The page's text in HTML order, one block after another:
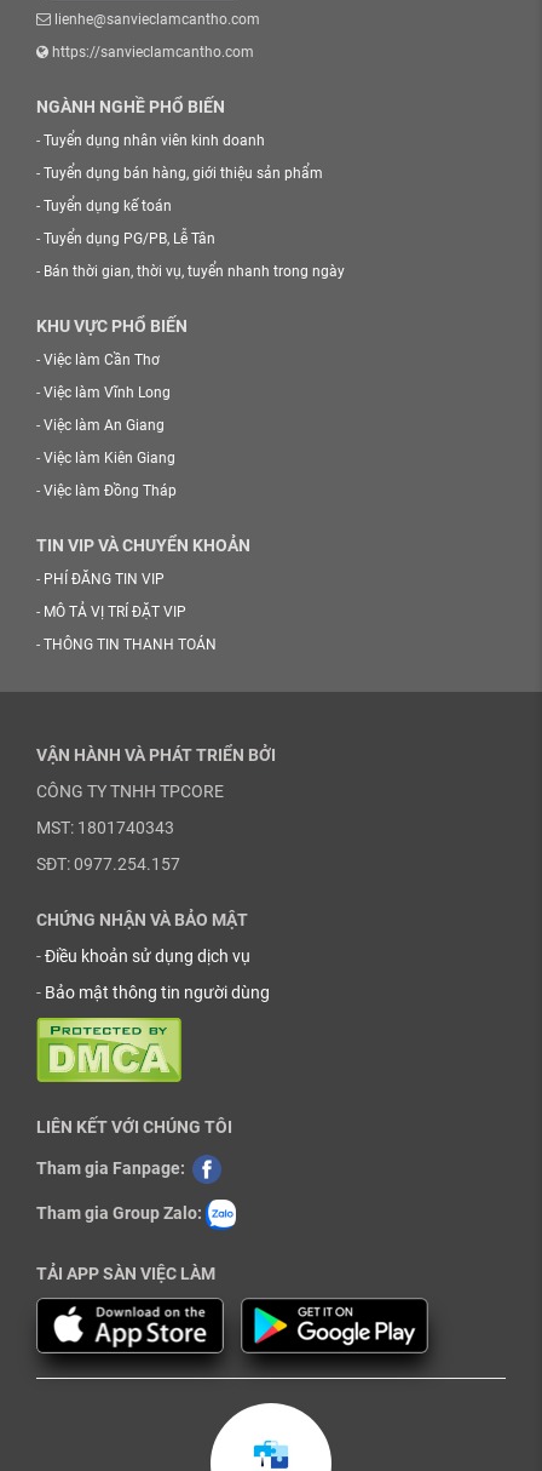
lienhe@sanvieclamcantho.com
https://sanvieclamcantho.com
NGÀNH NGHỀ PHỔ BIẾN
- Tuyển dụng nhân viên kinh doanh
- Tuyển dụng bán hàng, giới thiệu sản phẩm
- Tuyển dụng kế toán
- Tuyển dụng PG/PB, Lễ Tân
- Bán thời gian, thời vụ, tuyển nhanh trong ngày
KHU VỰC PHỔ BIẾN
- Việc làm Cần Thơ
- Việc làm Vĩnh Long
- Việc làm An Giang
- Việc làm Kiên Giang
- Việc làm Đồng Tháp
TIN VIP VÀ CHUYỂN KHOẢN
- PHÍ ĐĂNG TIN VIP
- MÔ TẢ VỊ TRÍ ĐẶT VIP
- THÔNG TIN THANH TOÁN
VẬN HÀNH VÀ PHÁT TRIỂN BỞI
CÔNG TY TNHH TPCORE
MST: 1801740343
SĐT: 0977.254.157
CHỨNG NHẬN VÀ BẢO MẬT
-Điều khoản sử dụng dịch vụ
- Bảo mật thông tin người dùng
LIÊN KẾT VỚI CHÚNG TÔI
Tham gia Fanpage:
Tham gia Group Zalo:
TẢI APP SÀN VIỆC LÀM